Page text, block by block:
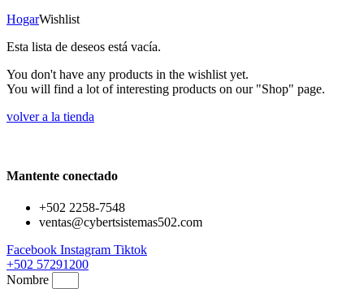
HogarWishlist
Esta lista de deseos está vacía.
You don't have any products in the wishlist yet.
You will find a lot of interesting products on our "Shop" page.
volver a la tienda
Mantente conectado
+502 2258-7548
ventas@cybertsistemas502.com
Facebook Instagram Tiktok
+502 57291200
Nombre